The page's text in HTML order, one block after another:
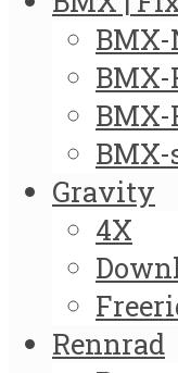
BMX-
Gravity
4X
Rennrad